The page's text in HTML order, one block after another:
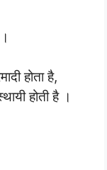
होता है,
होती है ।